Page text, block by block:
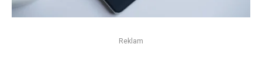
Reklam